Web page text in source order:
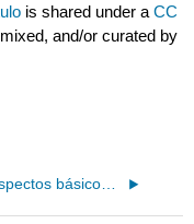
is shared under aCC
and/or curated by
4.2: Aspectos básicos de la Constitución de Estados Unidos